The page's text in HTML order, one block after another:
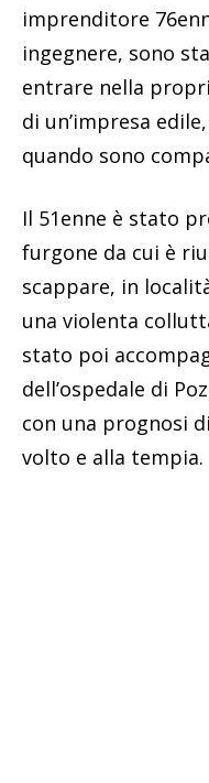
imprenditore
ingegnere, sono
entrare nella
di un’impresa
quando sono
Il 51enne è stato
furgone da cui è
scappare, in
una violenta
stato poi
dell’ospedale di
con una prognosi
volto e alla tempia.